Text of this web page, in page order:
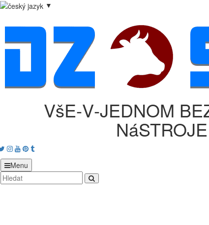
▼
VšE‑V‑JEDNOM
NáSTROJE
Twitter
Instagram
Youtube
Pinterest
tumblr
Menu